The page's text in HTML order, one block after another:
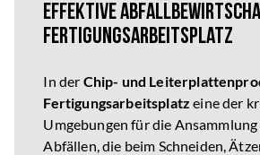
Effektive
Fertigungsarbeitsplatz
In der Chip- und
Fertigungsarbeitsplatzeine der
Umgebungen für die
Abfällen, die beim Schneiden,